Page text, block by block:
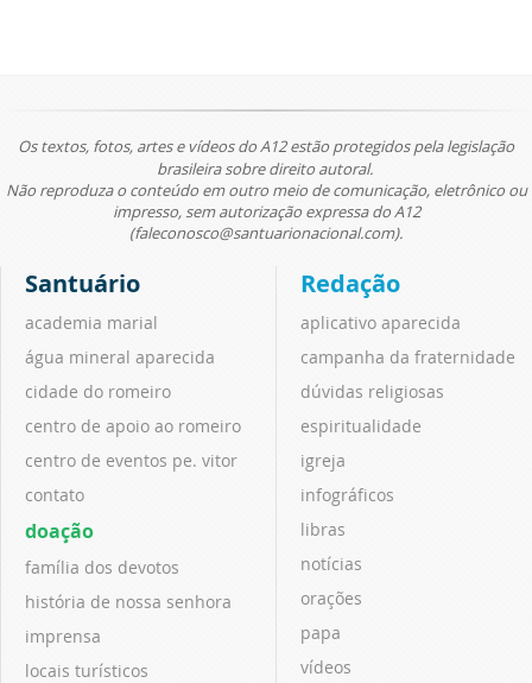
Os textos, fotos, artes e vídeos do A12 estão protegidos pela legislação
brasileira sobre direito autoral.
Não reproduza o conteúdo em outro meio de comunicação, eletrônico ou
impresso, sem autorização expressa do A12
(faleconosco@santuarionacional.com).
Santuário
academia marial
água mineral aparecida
cidade do romeiro
centro de apoio ao romeiro
centro de eventos pe. vitor
contato
doação
família dos devotos
história de nossa senhora
imprensa
locais turísticos
Redação
aplicativo aparecida
campanha da fraternidade
dúvidas religiosas
espiritualidade
igreja
infográficos
libras
notícias
orações
papa
vídeos